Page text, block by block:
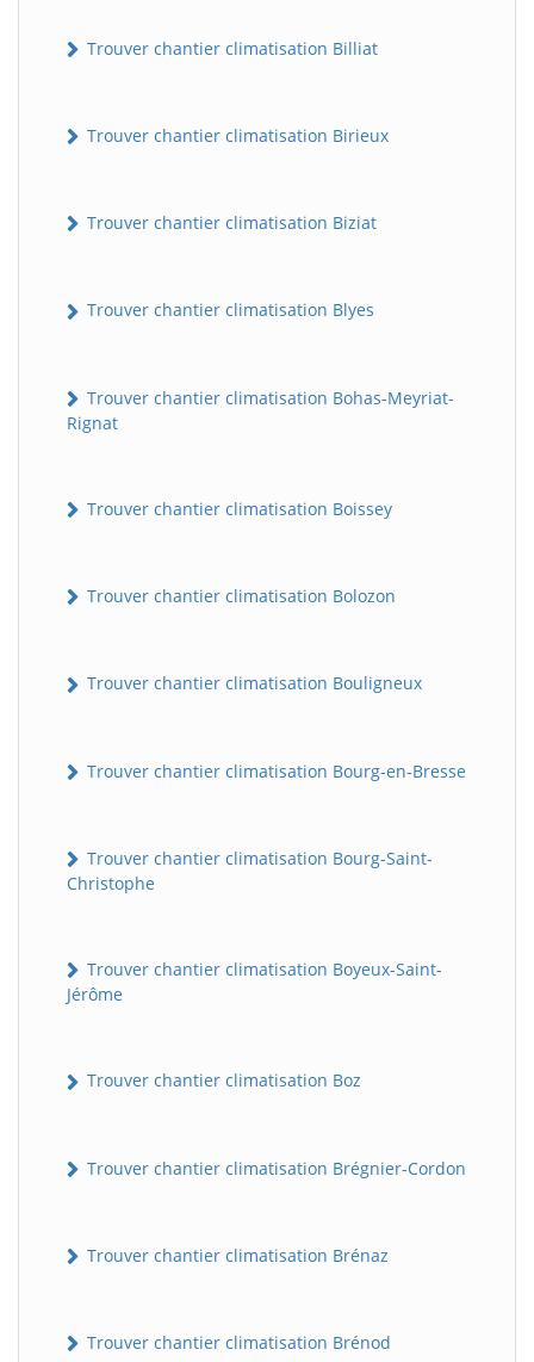
Trouver chantier climatisation Billiat
Trouver chantier climatisation Birieux
Trouver chantier climatisation Biziat
Trouver chantier climatisation Blyes
Trouver chantier climatisation Bohas-Meyriat-
Rignat
Trouver chantier climatisation Boissey
Trouver chantier climatisation Bolozon
Trouver chantier climatisation Bouligneux
Trouver chantier climatisation Bourg-en-Bresse
Trouver chantier climatisation Bourg-Saint-
Christophe
Trouver chantier climatisation Boyeux-Saint-
Jérôme
Trouver chantier climatisation Boz
Trouver chantier climatisation Brégnier-Cordon
Trouver chantier climatisation Brénaz
Trouver chantier climatisation Brénod